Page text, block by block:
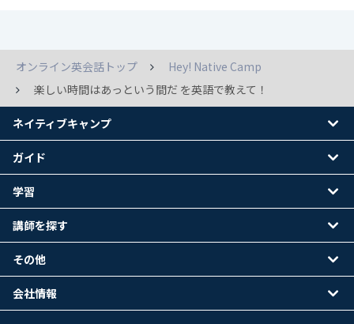
オンライン英会話トップ
Hey! Native Camp
楽しい時間はあっという間だ を英語で教えて！
ネイティブキャンプ
ガイド
学習
講師を探す
その他
会社情報